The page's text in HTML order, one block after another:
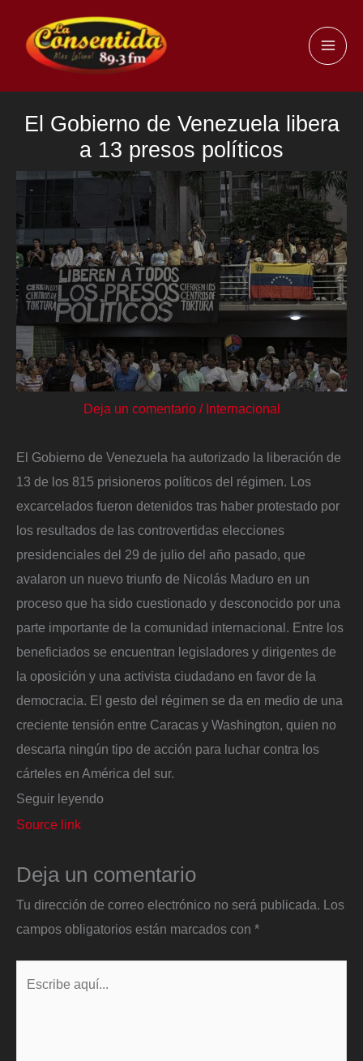
contenido
El Gobierno de Venezuela libera
a 13 presos políticos
Deja un comentario / Internacional
El Gobierno de Venezuela ha autorizado la liberación de
13 de los 815 prisioneros políticos del régimen. Los
excarcelados fueron detenidos tras haber protestado por
los resultados de las controvertidas elecciones
presidenciales del 29 de julio del año pasado, que
avalaron un nuevo triunfo de Nicolás Maduro en un
proceso que ha sido cuestionado y desconocido por una
parte importante de la comunidad internacional. Entre los
beneficiados se encuentran legisladores y dirigentes de
la oposición y una activista ciudadano en favor de la
democracia. El gesto del régimen se da en medio de una
creciente tensión entre Caracas y Washington, quien no
descarta ningún tipo de acción para luchar contra los
cárteles en América del sur.
Seguir leyendo
Source link
Deja un comentario
Tu dirección de correo electrónico no será publicada. Los
campos obligatorios están marcados con *